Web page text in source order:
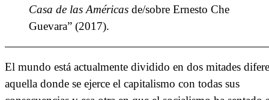
Casa de las Américas de/sobre Ernesto Che
Guevara” (2017).
El mundo está actualmente dividido en dos mitades
aquella donde se ejerce el capitalismo con todas sus